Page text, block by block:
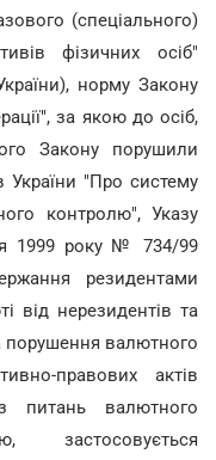
(спеціального)
фізичних осіб"
норму Закону
за якою до осіб,
Закону порушили
України "Про систему
контролю", Указу
1999 року № 734/99
резидентами
від нерезидентів та
порушення валютного
правових актів
питань валютного
застосовується